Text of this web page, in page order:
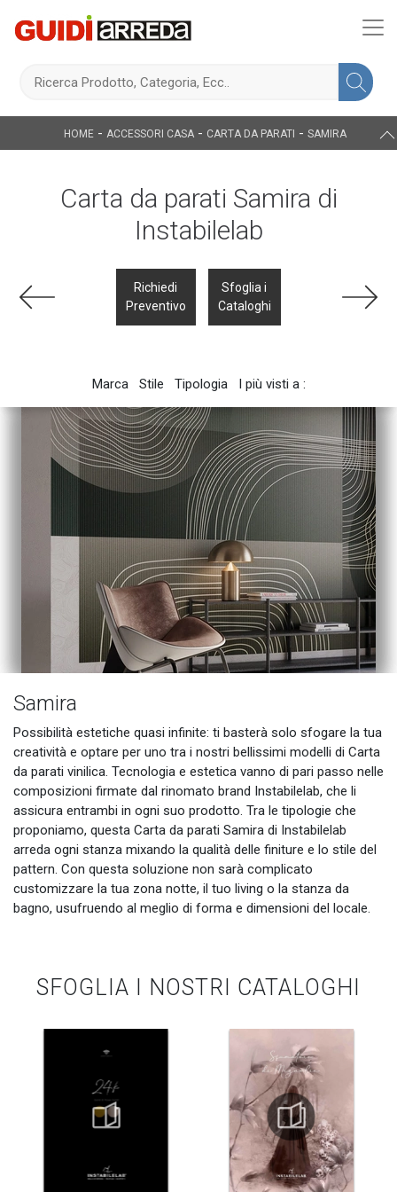
HOME - ACCESSORI CASA - CARTA DA PARATI - SAMIRA
Carta da parati Samira di
Instabilelab
Richiedi
Preventivo
Sfoglia i
Cataloghi
Marca Stile Tipologia I più visti a :
Samira
Possibilità estetiche quasi infinite: ti basterà solo sfogare la tua
creatività e optare per uno tra i nostri bellissimi modelli di Carta
da parati vinilica. Tecnologia e estetica vanno di pari passo nelle
composizioni firmate dal rinomato brand Instabilelab, che li
assicura entrambi in ogni suo prodotto. Tra le tipologie che
proponiamo, questa Carta da parati Samira di Instabilelab
arreda ogni stanza mixando la qualità delle finiture e lo stile del
pattern. Con questa soluzione non sarà complicato
customizzare la tua zona notte, il tuo living o la stanza da
bagno, usufruendo al meglio di forma e dimensioni del locale.
SFOGLIA I NOSTRI CATALOGHI